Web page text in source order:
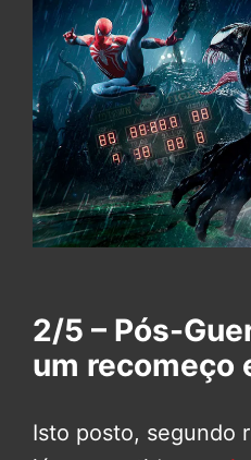
2/5 – Pós-
um recomeço
Isto posto, segundo